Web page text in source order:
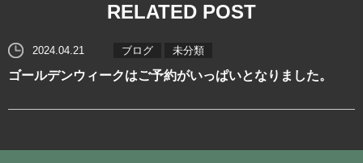
ブログ
お問い合わせ
RELATED POST
2024.04.21 ブログ 未分類
ゴールデンウィークはご予約がいっぱいとなりました。